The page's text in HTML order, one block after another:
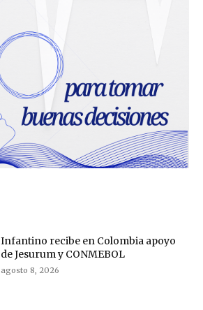
Infantino recibe en Colombia apoyo
de Jesurum y CONMEBOL
agosto 8, 2026